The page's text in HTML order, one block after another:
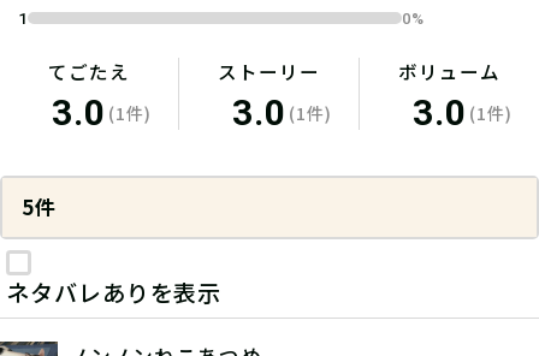
1
0%
てごたえ
3.0 (1件)
ストーリー
3.0 (1件)
ボリューム
3.0 (1件)
5件
ネタバレありを表示